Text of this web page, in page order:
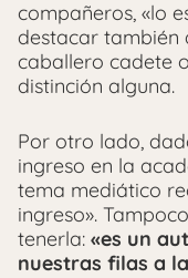
compañeros, «lo
destacar también
caballero cadete
distinción alguna.
Por otro lado,
ingreso en la
tema mediático
ingreso».
tenerla: «es un
nuestras filas a